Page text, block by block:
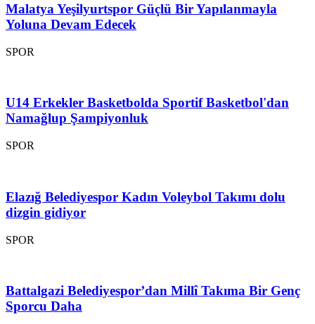
Malatya Yeşilyurtspor Güçlü Bir Yapılanmayla
Yoluna Devam Edecek
SPOR
U14 Erkekler Basketbolda Sportif Basketbol'dan
Namağlup Şampiyonluk
SPOR
Elazığ Belediyespor Kadın Voleybol Takımı dolu
dizgin gidiyor
SPOR
Battalgazi Belediyespor’dan Millî Takıma Bir Genç
Sporcu Daha